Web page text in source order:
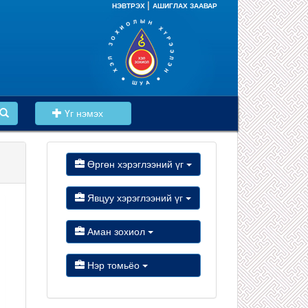
НЭВТРЭХ АШИГЛАХ ЗААВАР
Үг нэмэх
Өргөн хэрэглээний үг
Явцуу хэрэглээний үг
Аман зохиол
Нэр томьёо